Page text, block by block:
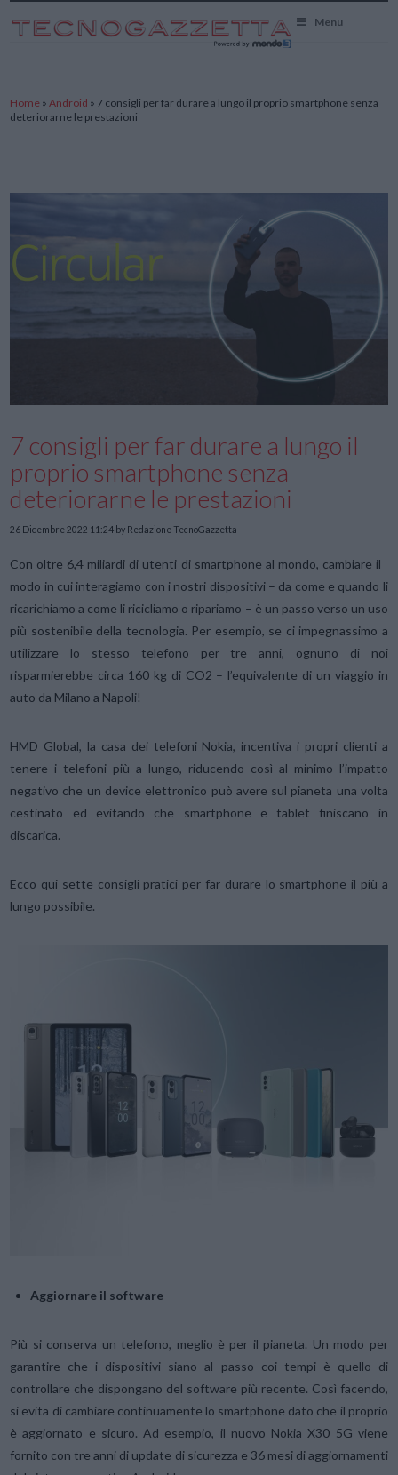
Menu
Home »Android » 7 consigli per far durare a lungo il proprio smartphone senza
deteriorarne le prestazioni
7 consigli per far durare a lungo il
proprio smartphone senza
deteriorarne le prestazioni
26 Dicembre 2022 11:24 by Redazione TecnoGazzetta
Con oltre 6,4 miliardi di utenti di smartphone al mondo, cambiare il
modo in cui interagiamo con i nostri dispositivi – da come e quando li
ricarichiamo a come li ricicliamo o ripariamo – è un passo verso un uso
più sostenibile della tecnologia. Per esempio, se ci impegnassimo a
utilizzare lo stesso telefono per tre anni, ognuno di noi
risparmierebbe circa 160 kg di CO2 – l’equivalente di un viaggio in
auto da Milano a Napoli!
HMD Global, la casa dei telefoni Nokia, incentiva i propri clienti a
tenere i telefoni più a lungo, riducendo così al minimo l’impatto
negativo che un device elettronico può avere sul pianeta una volta
cestinato ed evitando che smartphone e tablet finiscano in
discarica.
Ecco qui sette consigli pratici per far durare lo smartphone il più a
lungo possibile.
Aggiornare il software
Più si conserva un telefono, meglio è per il pianeta. Un modo per
garantire che i dispositivi siano al passo coi tempi è quello di
controllare che dispongano del software più recente. Così facendo,
si evita di cambiare continuamente lo smartphone dato che il proprio
è aggiornato e sicuro. Ad esempio, il nuovo Nokia X30 5G viene
fornito con tre anni di update di sicurezza e 36 mesi di aggiornamenti